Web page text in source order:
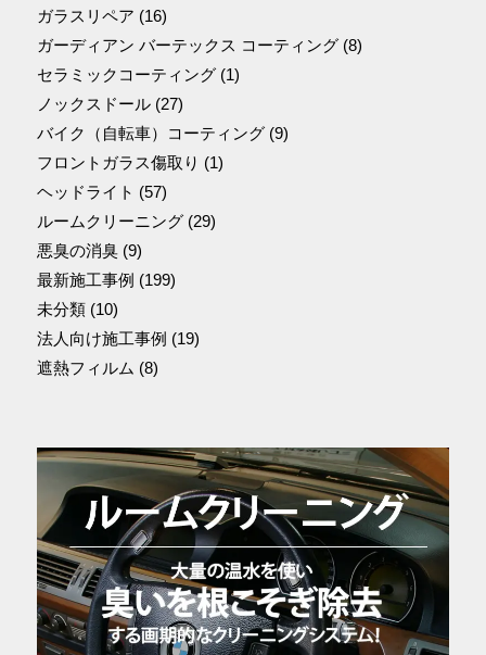
ガラスリペア (16)
ガーディアン バーテックス コーティング(8)
セラミックコーティング(1)
ノックスドール(27)
バイク（自転車）コーティング(9)
フロントガラス傷取り (1)
ヘッドライト (57)
ルームクリーニング(29)
悪臭の消臭(9)
最新施工事例 (199)
未分類(10)
法人向け施工事例 (19)
遮熱フィルム (8)